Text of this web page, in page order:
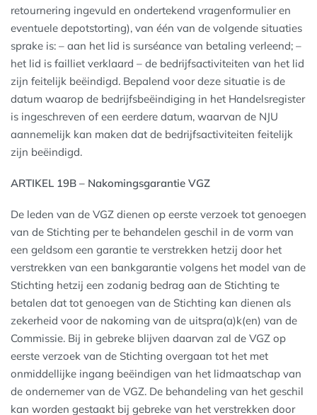
retournering ingevuld en ondertekend vragenformulier en
eventuele depotstorting), van één van de volgende situaties
sprake is: – aan het lid is surséance van betaling verleend; –
het lid is failliet verklaard – de bedrijfsactiviteiten van het lid
zijn feitelijk beëindigd. Bepalend voor deze situatie is de
datum waarop de bedrijfsbeëindiging in het Handelsregister
is ingeschreven of een eerdere datum, waarvan de NJU
aannemelijk kan maken dat de bedrijfsactiviteiten feitelijk
zijn beëindigd.
ARTIKEL 19B – Nakomingsgarantie VGZ
De leden van de VGZ dienen op eerste verzoek tot genoegen
van de Stichting per te behandelen geschil in de vorm van
een geldsom een garantie te verstrekken hetzij door het
verstrekken van een bankgarantie volgens het model van de
Stichting hetzij een zodanig bedrag aan de Stichting te
betalen dat tot genoegen van de Stichting kan dienen als
zekerheid voor de nakoming van de uitspra(a)k(en) van de
Commissie. Bij in gebreke blijven daarvan zal de VGZ op
eerste verzoek van de Stichting overgaan tot het met
onmiddellijke ingang beëindigen van het lidmaatschap van
de ondernemer van de VGZ. De behandeling van het geschil
kan worden gestaakt bij gebreke van het verstrekken door